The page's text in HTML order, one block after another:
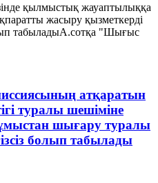
қылмыстық жауаптылыққа
жасыру қызметкерді
табыладыА.сотқа "Шығыс
атқаратын
туралы шешіміне
шығару туралы
болып табылады